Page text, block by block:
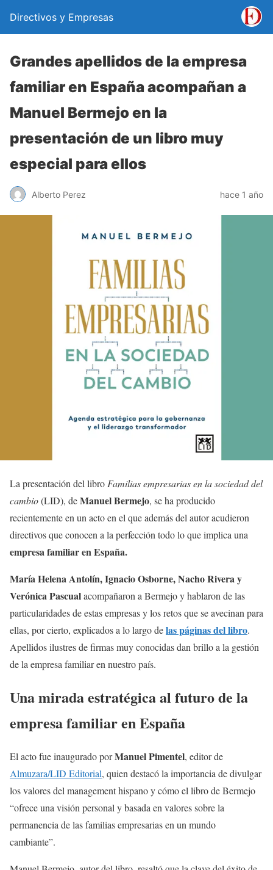
Directivos y Empresas
Grandes apellidos de la empresa
familiar en España acompañan a
Manuel Bermejo en la
presentación de un libro muy
especial para ellos
Alberto Perez hace 1 año
La presentación del libro Familias empresarias en la sociedad del
cambio(LID), deManuel Bermejo, se ha producido
recientemente en un acto en el que además del autor acudieron
directivos que conocen a la perfección todo lo que implica una
empresa familiar en España.
María Helena Antolín, Ignacio Osborne, Nacho Rivera y
Verónica Pascualacompañaron a Bermejo y hablaron de las
particularidades de estas empresas y los retos que se avecinan para
ellas, por cierto, explicados a lo largo delas páginas del libro.
Apellidos ilustres de firmas muy conocidas dan brillo a la gestión
de la empresa familiar en nuestro país.
Una mirada estratégica al futuro de la
empresa familiar en España
El acto fue inaugurado porManuel Pimentel, editor de
Almuzara/LID Editorial, quien destacó la importancia de divulgar
los valores del management hispano y cómo el libro de Bermejo
“ofrece una visión personal y basada en valores sobre la
permanencia de las familias empresarias en un mundo
cambiante”.